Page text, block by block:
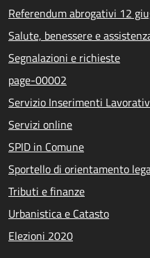
Referendum abrogativi 12
Salute, benessere e
Segnalazioni e richieste
page-00002
Servizio Inserimenti
Servizi online
SPID in Comune
Sportello di orientamento
Tributi e finanze
Urbanistica e Catasto
Elezioni 2020